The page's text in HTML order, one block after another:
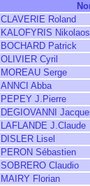
CLAVERIE Roland
KALOFYRIS Nikolaos
BOCHARD Patrick
OLIVIER Cyril
MOREAU Serge
ANNCI Abba
PEPEY J.Pierre
DEGIOVANNI
LAFLANDE J.Claude
DISLER Lisel
PERON Sébastien
SOBRERO Claudio
MAIRY Florian